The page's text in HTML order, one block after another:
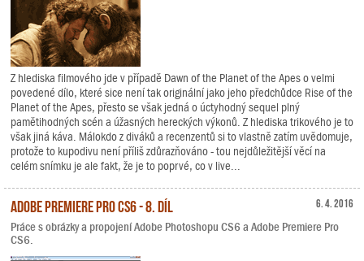
Z hlediska filmového jde v případě Dawn of the Planet of the Apes o velmi
povedené dílo, které sice není tak originální jako jeho předchůdce Rise of the
Planet of the Apes, přesto se však jedná o úctyhodný sequel plný
pamětihodných scén a úžasných hereckých výkonů. Z hlediska trikového je to
však jiná káva. Málokdo z diváků a recenzentů si to vlastně zatím uvědomuje,
protože to kupodivu není příliš zdůrazňováno - tou nejdůležitější věcí na
celém snímku je ale fakt, že je to poprvé, co v live...
6. 4. 2016
Adobe Premiere Pro CS6 - 8. díl
Práce s obrázky a propojení Adobe Photoshopu CS6 a Adobe Premiere Pro
CS6.